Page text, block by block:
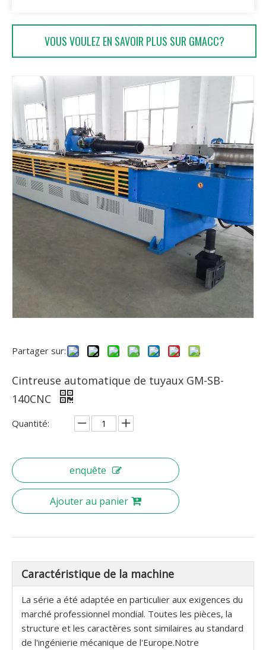
VOUS VOULEZ EN SAVOIR PLUS SUR GMACC?
Partager sur:
Cintreuse automatique de tuyaux GM-SB-
140CNC
Quantité:
enquête
Ajouter au panier
Caractéristique de la machine
La série a été adaptée en particulier aux exigences du
marché professionnel mondial. Toutes les pièces, la
structure et les caractères sont similaires au standard
de l'ingénierie mécanique de l'Europe.Notre